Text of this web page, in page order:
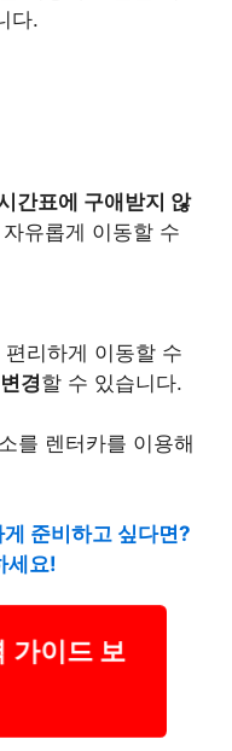
다.
간표에 구애받지 않
유롭게 이동할 수
편리하게 이동할 수
경할 수 있습니다.
를 렌터카를 이용해
준비하고 싶다면?
세요!
이드 보